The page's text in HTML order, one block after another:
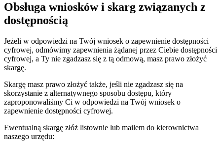
Obsługa wniosków i skarg związanych z
dostępnością
Jeżeli w odpowiedzi na Twój wniosek o zapewnienie dostępności
cyfrowej, odmówimy zapewnienia żądanej przez Ciebie dostępności
cyfrowej, a Ty nie zgadzasz się z tą odmową, masz prawo złożyć
skargę.
Skargę masz prawo złożyć także, jeśli nie zgadzasz się na
skorzystanie z alternatywnego sposobu dostępu, który
zaproponowaliśmy Ci w odpowiedzi na Twój wniosek o
zapewnienie dostępności cyfrowej.
Ewentualną skargę złóż listownie lub mailem do kierownictwa
naszego urzędu: